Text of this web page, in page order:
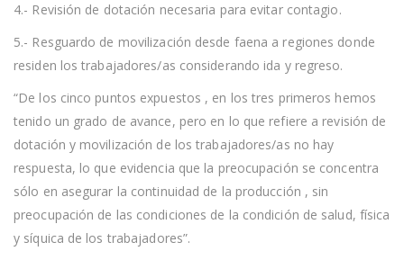
4.- Revisión de dotación necesaria para evitar contagio.
5.- Resguardo de movilización desde faena a regiones donde
residen los trabajadores/as considerando ida y regreso.
“De los cinco puntos expuestos , en los tres primeros hemos
tenido un grado de avance, pero en lo que refiere a revisión de
dotación y movilización de los trabajadores/as no hay
respuesta, lo que evidencia que la preocupación se concentra
sólo en asegurar la continuidad de la producción , sin
preocupación de las condiciones de la condición de salud, física
y síquica de los trabajadores”.